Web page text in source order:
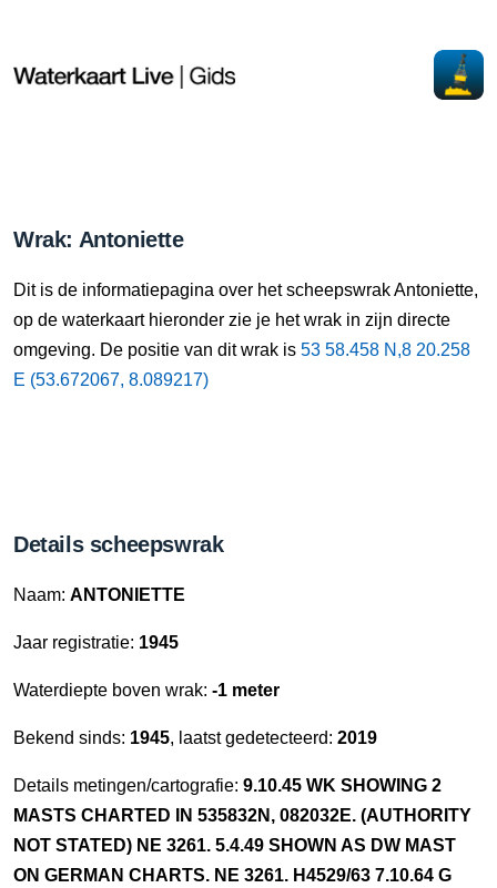
Wrak: Antoniette
Dit is de informatiepagina over het scheepswrak Antoniette,
op de waterkaart hieronder zie je het wrak in zijn directe
omgeving. De positie van dit wrak is 53 58.458 N,8 20.258
E (53.672067, 8.089217)
Details scheepswrak
Naam: ANTONIETTE
Jaar registratie: 1945
Waterdiepte boven wrak: -1 meter
Bekend sinds: 1945, laatst gedetecteerd: 2019
Details metingen/cartografie: 9.10.45 WK SHOWING 2
MASTS CHARTED IN 535832N, 082032E. (AUTHORITY
NOT STATED) NE 3261. 5.4.49 SHOWN AS DW MAST
ON GERMAN CHARTS. NE 3261. H4529/63 7.10.64 G